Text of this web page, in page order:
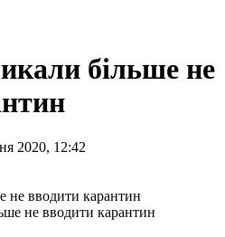
більше не
2020, 12:42
не вводити карантин